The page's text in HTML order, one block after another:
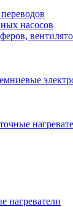
насосов
нагреватели